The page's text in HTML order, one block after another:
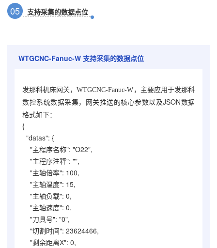
05 支持采集的数据点位
WTGCNC-Fanuc-W 支持采集的数据点位
发那科机床网关，WTGCNC-Fanuc-W ，主要应用于发那科
数控系统数据采集，网关推送的核心参数以及JSON数据
格式如下：
{
"datas": {
"主程序名称": "O22",
"主程序注释": "",
"主轴倍率": 100,
"主轴温度": 15,
"主轴负载": 0,
"主轴速度": 0,
"刀具号": "0",
"切割时间": 23624466,
"剩余距离X": 0,